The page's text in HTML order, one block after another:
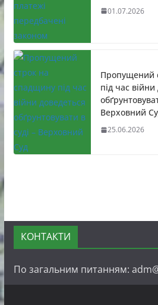
01.07.2026
Пропущений
під час
Верховний
25.06.2026
КОНТАКТИ
По загальним питанням: